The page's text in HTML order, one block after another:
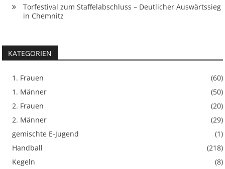
Torfestival zum Staffelabschluss – Deutlicher Auswärtssieg
in Chemnitz
KATEGORIEN
1. Frauen
(60)
1. Männer
(50)
2. Frauen
(20)
2. Männer
(29)
gemischte E-Jugend
(1)
Handball
(218)
Kegeln
(8)